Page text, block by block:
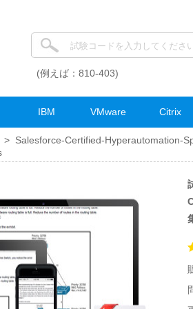
(例えば：810-403)
IBM VMware Citrix
> Salesforce-Certified-Hyperautomation-